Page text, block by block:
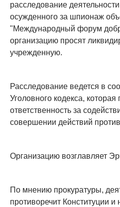
расследование
осужденного за шпионаж
"Международный форум
организацию просят
учрежденную.
Расследование ведется в
Уголовного кодекса,
ответственность за
совершении действий
Организацию возглавляет
По мнению прокуратуры,
противоречит Конституции